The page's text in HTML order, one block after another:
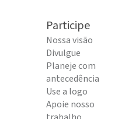
Participe
Nossa visão
Divulgue
Planeje com
antecedência
Use a logo
Apoie nosso